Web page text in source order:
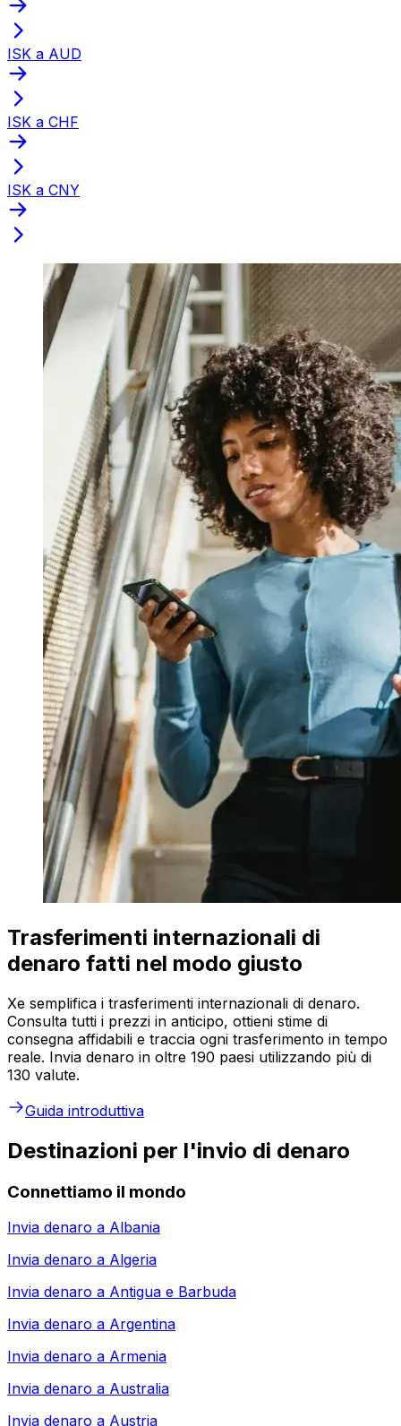
ISK a AUD
ISK a CHF
ISK a CNY
Trasferimenti internazionali di
denaro fatti nel modo giusto
Xe semplifica i trasferimenti internazionali di denaro.
Consulta tutti i prezzi in anticipo, ottieni stime di
consegna affidabili e traccia ogni trasferimento in tempo
reale. Invia denaro in oltre 190 paesi utilizzando più di
130 valute.
Guida introduttiva
Destinazioni per l'invio di denaro
Connettiamo il mondo
Invia denaro a Albania
Invia denaro a Algeria
Invia denaro a Antigua e Barbuda
Invia denaro a Argentina
Invia denaro a Armenia
Invia denaro a Australia
Invia denaro a Austria